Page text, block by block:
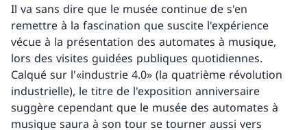
Il va sans dire que le musée continue de s'en
remettre à la fascination que suscite l'expérience
vécue à la présentation des automates à musique,
lors des visites guidées publiques quotidiennes.
Calqué sur l'«industrie 4.0» (la quatrième révolution
industrielle), le titre de l'exposition anniversaire
suggère cependant que le musée des automates à
musique saura à son tour se tourner aussi vers